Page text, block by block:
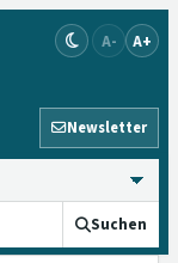
A- A+
Newsletter
Suchen